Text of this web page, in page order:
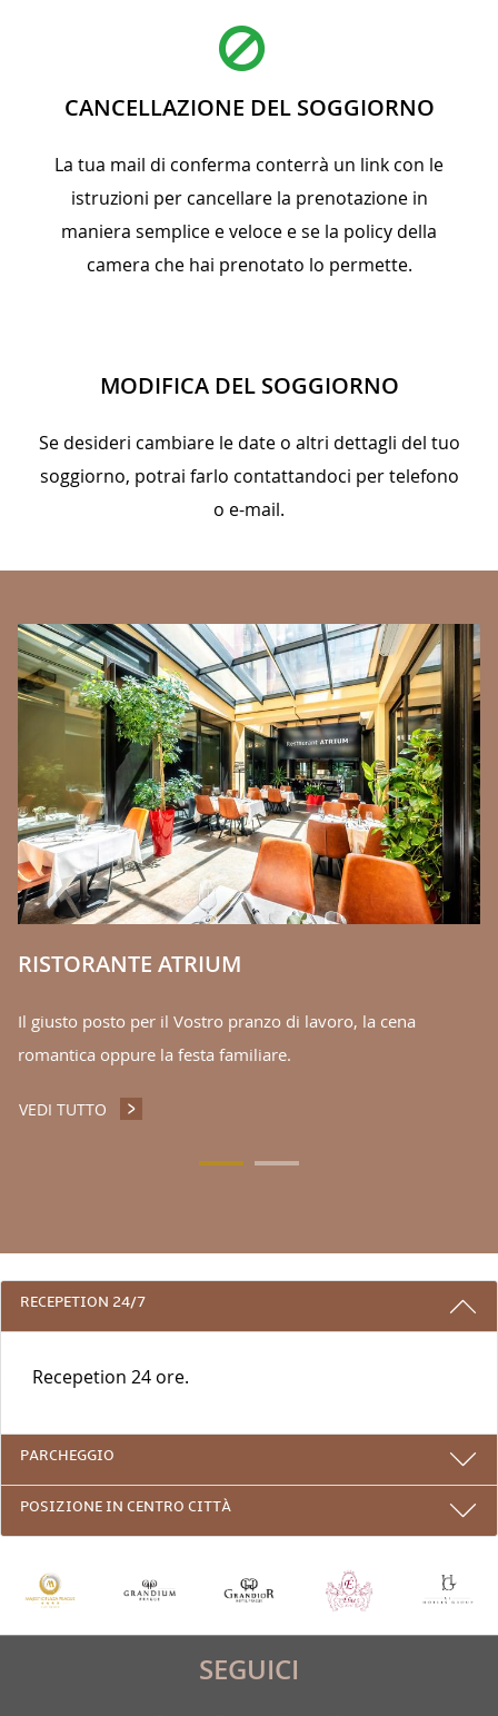
CANCELLAZIONE DEL SOGGIORNO
La tua mail di conferma conterrà un link con le
istruzioni per cancellare la prenotazione in
maniera semplice e veloce e se la policy della
camera che hai prenotato lo permette.
MODIFICA DEL SOGGIORNO
Se desideri cambiare le date o altri dettagli del tuo
soggiorno, potrai farlo contattandoci per telefono
o e-mail.
BANNERS
RISTORANTE ATRIUM
Il giusto posto per il Vostro pranzo di lavoro, la cena
romantica oppure la festa familiare.
VEDI TUTTO RISTORANTE ATRIUM
3 RAGIONI PER PRENOTARE CON NOI
RECEPETION 24/7
Recepetion 24 ore.
PARCHEGGIO
POSIZIONE IN CENTRO CITTÀ
SEGUICI